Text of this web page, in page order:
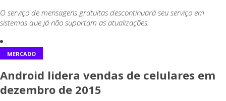
O serviço de mensagens gratuitas descontinuará seu serviço em
sistemas que já não suportam as atualizações.
MERCADO
Android lidera vendas de celulares em
dezembro de 2015